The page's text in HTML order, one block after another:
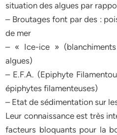
situation des algues par
– Broutages font par des :
de mer
– « Ice-ice »
algues)
– E.F.A. (Epiphyte
épiphytes filamenteuses)
– Etat de sédimentation sur
Leur connaissance est très
facteurs bloquants pour la